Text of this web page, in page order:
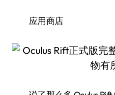
应用商店